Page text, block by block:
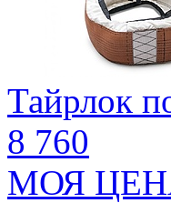
Тайрлок
8 760
МОЯ